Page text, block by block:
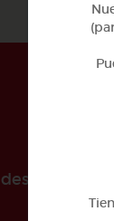
desarollo de